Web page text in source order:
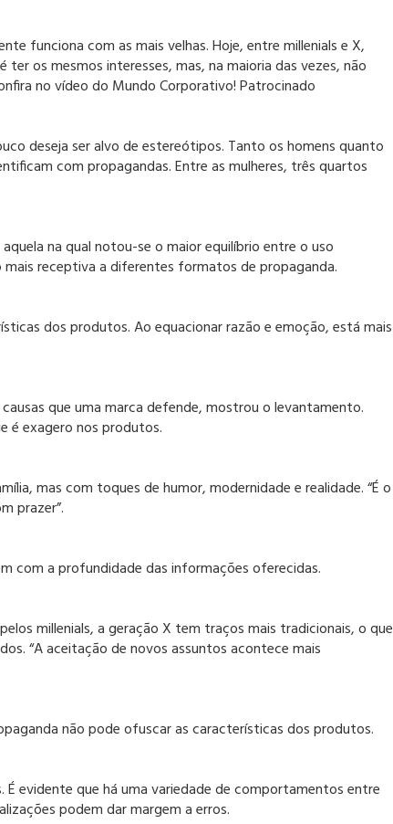
funciona com as mais velhas. Hoje, entre millenials e X,
os mesmos interesses, mas, na maioria das vezes, não
no vídeo do Mundo Corporativo! Patrocinado
deseja ser alvo de estereótipos. Tanto os homens quanto
com propagandas. Entre as mulheres, três quartos
na qual notou-se o maior equilíbrio entre o uso
receptiva a diferentes formatos de propaganda.
dos produtos. Ao equacionar razão e emoção, está mais
que uma marca defende, mostrou o levantamento.
é exagero nos produtos.
mas com toques de humor, modernidade e realidade. “É o
prazer”.
com a profundidade das informações oferecidas.
millenials, a geração X tem traços mais tradicionais, o que
“A aceitação de novos assuntos acontece mais
não pode ofuscar as características dos produtos.
evidente que há uma variedade de comportamentos entre
podem dar margem a erros.